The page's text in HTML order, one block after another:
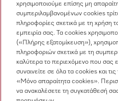
χρησιμοποιούμε επίσης μη
συμπεριλαμβανομένων cookies
πληροφορίες σχετικά με τη χρήση
εμπειρία σας. Τα cookies
(«Πλήρης εξατομίκευση»),
πληροφοριών σχετικά με τη
καλύτερα το περιεχόμενο που
συναινείτε σε όλα τα cookies και
«Μόνο απαραίτητα cookies».
να ανακαλέσετε τη συγκατάθεσή